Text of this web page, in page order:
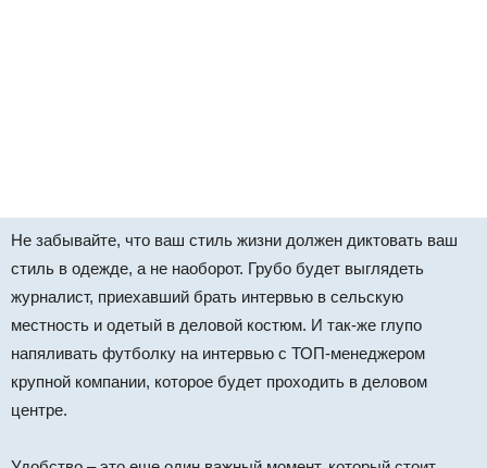
Не забывайте, что ваш стиль жизни должен диктовать ваш
стиль в одежде, а не наоборот. Грубо будет выглядеть
журналист, приехавший брать интервью в сельскую
местность и одетый в деловой костюм. И так-же глупо
напяливать футболку на интервью с ТОП-менеджером
крупной компании, которое будет проходить в деловом
центре.